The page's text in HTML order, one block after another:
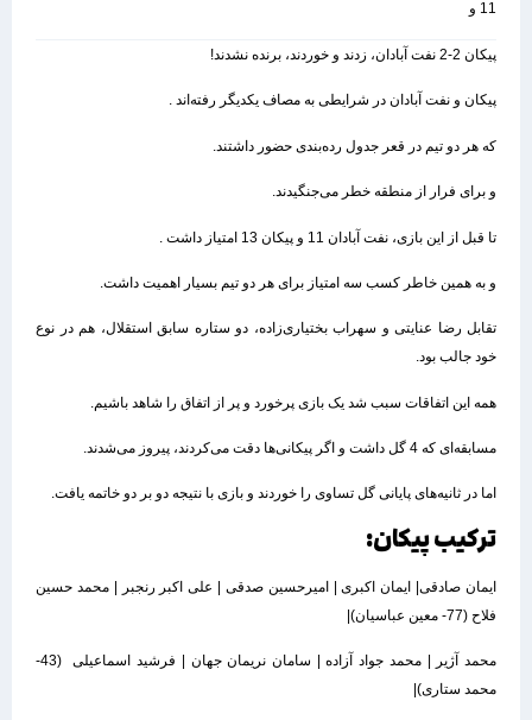
پیکان 2-2 نفت آبادان، زدند و خوردند، برنده نشدند!
پیکان و نفت آبادان در شرایطی به مصاف یکدیگر رفته‌اند .
که هر دو تیم در قعر جدول رده‌بندی حضور داشتند.
و برای فرار از منطقه خطر می‌جنگیدند.
تا قبل از این بازی، نفت آبادان 11 و پیکان 13 امتیاز داشت .
و به همین خاطر کسب سه امتیاز برای هر دو تیم بسیار اهمیت داشت.
تقابل رضا عنایتی و سهراب بختیاری‌زاده، دو ستاره سابق استقلال، هم در نوع
خود جالب بود.
همه این اتفاقات سبب شد یک بازی پرخورد و پر از اتفاق را شاهد باشیم.
مسابقه‌ای که 4 گل داشت و اگر پیکانی‌ها دقت می‌کردند، پیروز می‌شدند.
اما در ثانیه‌های پایانی گل تساوی را خوردند و بازی با نتیجه دو بر دو خاتمه یافت.
ترکیب پیکان:
ایمان صادقی| ایمان اکبری | امیرحسین صدقی | علی اکبر رنجبر | محمد حسین
فلاح (77- معین عباسیان)|
محمد آژیر | محمد جواد آزاده | سامان نریمان جهان | فرشید اسماعیلی (43-
محمد ستاری)|